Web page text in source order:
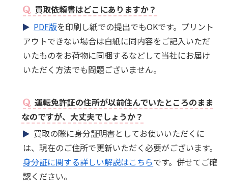
買取依頼書はどこにありますか？
PDF版を印刷し紙での提出でもOKです。プリント
アウトできない場合は白紙に同内容をご記入いただ
いたものをお荷物に同梱するなどして当社にお届け
いただく方法でも問題ございません。
運転免許証の住所が以前住んでいたところのまま
なのですが、大丈夫でしょうか？
買取の際に身分証明書としてお使いいただくに
は、現在のご住所で更新いただく必要がございます。
身分証に関する詳しい解説はこちらです。併せてご確
認ください。